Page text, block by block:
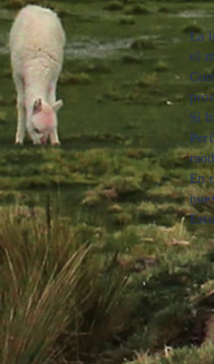
La
el
Si
En